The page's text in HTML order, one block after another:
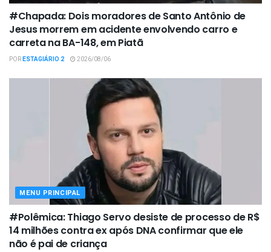
#Chapada: Dois moradores de Santo Antônio de
Jesus morrem em acidente envolvendo carro e
carreta na BA-148, em Piatã
PORESTAGIÁRIO 2 2026/08/06
MENU PRINCIPAL
#Polêmica: Thiago Servo desiste de processo de R$
14 milhões contra ex após DNA confirmar que ele
não é pai de criança